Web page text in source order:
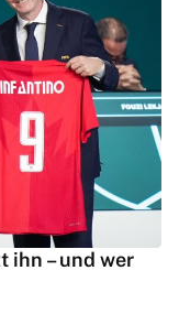
ihn – und wer